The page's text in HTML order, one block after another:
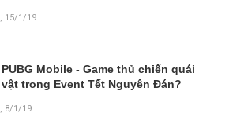
, 15/1/19
PUBG Mobile - Game thủ chiến quái
vật trong Event Tết Nguyên Đán?
, 8/1/19